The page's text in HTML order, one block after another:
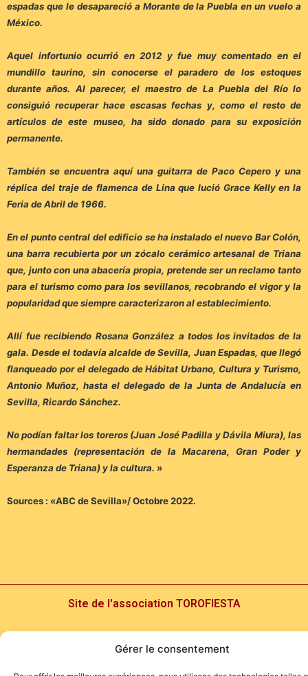
Gérer le consentement
espadas que le desapareció a Morante de la Puebla en un vuelo a
México.
Aquel infortunio ocurrió en 2012 y fue muy comentado en el
mundillo taurino, sin conocerse el paradero de los estoques
durante años. Al parecer, el maestro de La Puebla del Río lo
consiguió recuperar hace escasas fechas y, como el resto de
artículos de este museo, ha sido donado para su exposición
permanente.
También se encuentra aquí una guitarra de Paco Cepero y una
réplica del traje de flamenca de Lina que lució Grace Kelly en la
Feria de Abril de 1966.
En el punto central del edificio se ha instalado el nuevo Bar Colón,
una barra recubierta por un zócalo cerámico artesanal de Triana
que, junto con una abacería propia, pretende ser un reclamo tanto
para el turismo como para los sevillanos, recobrando el vigor y la
popularidad que siempre caracterizaron al establecimiento.
Allí fue recibiendo Rosana González a todos los invitados de la
gala. Desde el todavía alcalde de Sevilla, Juan Espadas, que llegó
flanqueado por el delegado de Hábitat Urbano, Cultura y Turismo,
Antonio Muñoz, hasta el delegado de la Junta de Andalucía en
Sevilla, Ricardo Sánchez.
No podían faltar los toreros (Juan José Padilla y Dávila Miura), las
hermandades (representación de la Macarena, Gran Poder y
Esperanza de Triana) y la cultura. »
Sources : «ABC de Sevilla»/ Octobre 2022.
Site de l'association TOROFIESTA